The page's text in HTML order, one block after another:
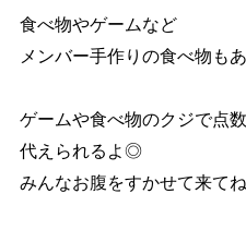
食べ物やゲームなど
メンバー手作りの食べ物もあ
ゲームや食べ物のクジで点
代えられるよ◎
みんなお腹をすかせて来て